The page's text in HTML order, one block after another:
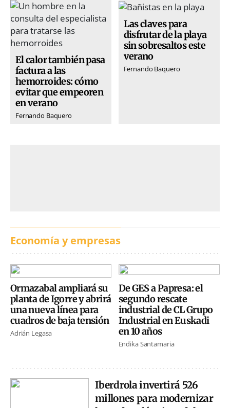
El calor también pasa
factura a las
hemorroides: cómo
evitar que empeoren
en verano
Fernando Baquero
Las claves para
disfrutar de la playa
sin sobresaltos este
verano
Fernando Baquero
Economía y empresas
Ormazabal ampliará su
planta de Igorre y abrirá
una nueva línea para
cuadros de baja tensión
Adrián Legasa
De GES a Papresa: el
segundo rescate
industrial de CL Grupo
Industrial en Euskadi
en 10 años
Endika Santamaria
Iberdrola invertirá 526
millones para modernizar